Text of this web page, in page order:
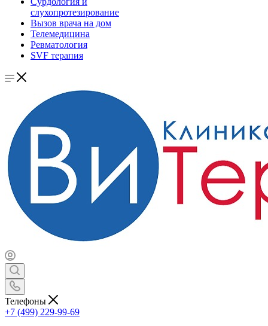
слухопротезирование
Вызов врача на дом
Телемедицина
Ревматология
SVF терапия
Телефоны
+7 (499) 229-99-69